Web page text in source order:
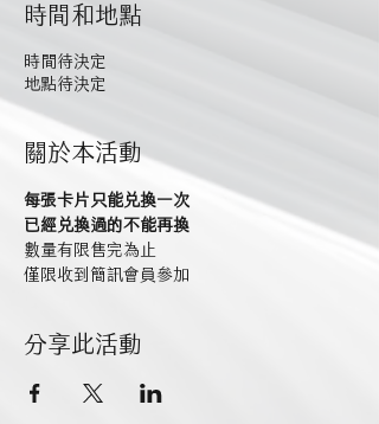
時間和地點
時間待決定
地點待決定
關於本活動
每張卡片只能兌換一次
已經兌換過的不能再換
數量有限售完為止
僅限收到簡訊會員參加
分享此活動